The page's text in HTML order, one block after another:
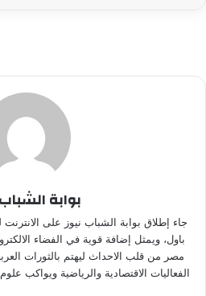
بوابة
جاء إطلاق بوابة الشباب نيوز على الانترنت
باول، ويمثل إضافة قوية في الفضاء
مصر من قلب الاحداث ليهتم بالثورات
الفعاليات الاقتصادية والرياضية ويواكب